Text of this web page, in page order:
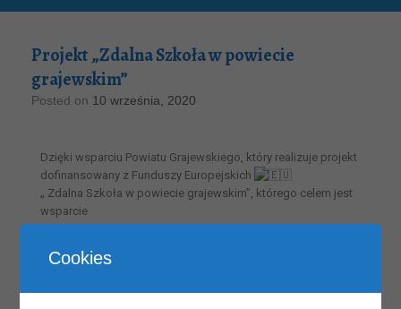
Projekt „Zdalna Szkoła w powiecie
grajewskim”
Posted on 10 września, 2020
Dzięki wsparciu Powiatu Grajewskiego, który realizuje projekt
dofinansowany z Funduszy Europejskich
„ Zdalna Szkoła w powiecie grajewskim”, którego celem jest
wsparcie
ponadpodstawowych z terenu powiatu grajewskiego, dla
Cookies